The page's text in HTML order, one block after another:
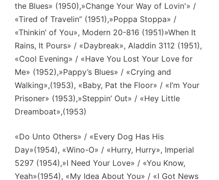
the Blues» (1950),»Change Your Way of Lovin'» /
«Tired of Travelin” (1951),»Poppa Stoppa» /
«Thinkin’ of You», Modern 20-816 (1951)»When It
Rains, It Pours» / «Daybreak», Aladdin 3112 (1951),
«Cool Evening» / «Have You Lost Your Love for
Me» (1952),»Pappy’s Blues» / «Crying and
Walking»,(1953), «Baby, Pat the Floor» / «I’m Your
Prisoner» (1953),»Steppin’ Out» / «Hey Little
Dreamboat»,(1953)
«Do Unto Others» / «Every Dog Has His
Day»(1954), «Wino-O» / «Hurry, Hurry», Imperial
5297 (1954),»I Need Your Love» / «You Know,
Yeah»(1954), «My Idea About You» / «I Got News